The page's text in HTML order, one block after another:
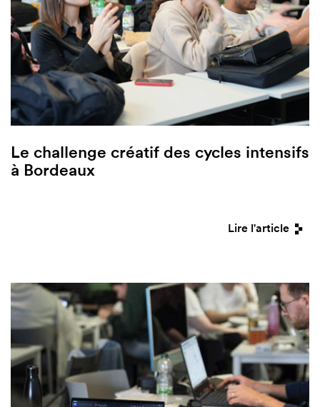
Le challenge créatif des cycles intensifs
à Bordeaux
Lire l'article